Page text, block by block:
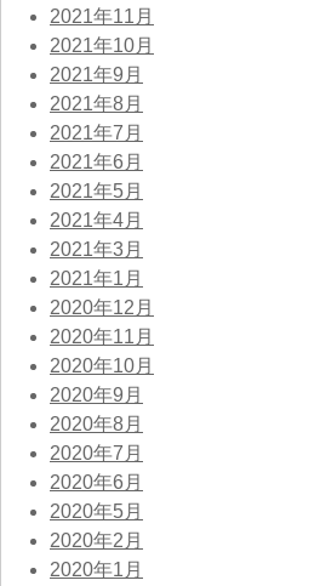
2021年11月
2021年10月
2021年9月
2021年8月
2021年7月
2021年6月
2021年5月
2021年4月
2021年3月
2021年1月
2020年12月
2020年11月
2020年10月
2020年9月
2020年8月
2020年7月
2020年6月
2020年5月
2020年2月
2020年1月